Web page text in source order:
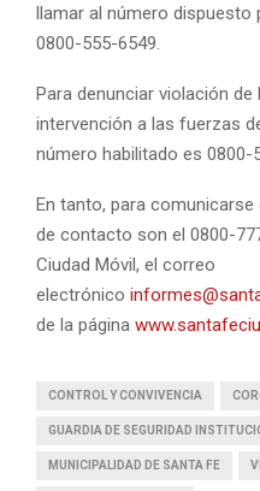
llamar al número dispuesto
0800-555-6549.
Para denunciar violación de
intervención a las fuerzas
número habilitado es 0800-
En tanto, para comunicarse
de contacto son el 0800-
Ciudad Móvil, el correo
electrónico
de la página
CONTROL Y CONVIVENCIA
GUARDIA DE SEGURIDAD
MUNICIPALIDAD DE SANTA FE